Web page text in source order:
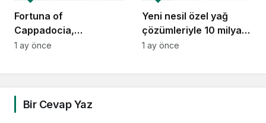
Fortuna of
Cappadocia,
Autograph Collection
1 ay önce
Yeni nesil özel yağ
çözümleriyle 10 milyar
dolarlık ihracat vizyonu
1 ay önce
Bir Cevap Yaz